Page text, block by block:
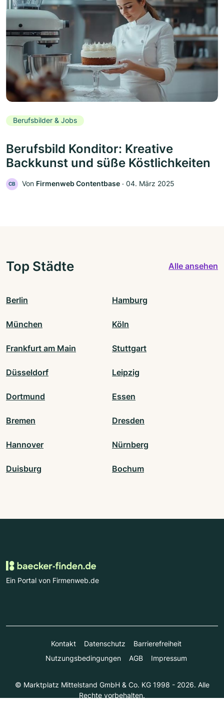
Berufsbilder & Jobs
Berufsbild Konditor: Kreative
Backkunst und süße Köstlichkeiten
CB Von Firmenweb Contentbase ‧ 04. März 2025
Top Städte Alle ansehen
Berlin Hamburg
München Köln
Frankfurt am Main Stuttgart
Düsseldorf Leipzig
Dortmund Essen
Bremen Dresden
Hannover Nürnberg
Duisburg Bochum
Ein Portal von Firmenweb.de
Kontakt Datenschutz
Barrierefreiheit
Nutzungsbedingungen
AGB Impressum
© Marktplatz Mittelstand GmbH & Co. KG 1998 - 2026. Alle
Rechte vorbehalten.